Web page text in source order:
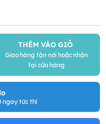
THÊM VÀO GIỎ
Giao hàng tận nơi hoặc nhận
tại cửa hàng
ngay tức thì